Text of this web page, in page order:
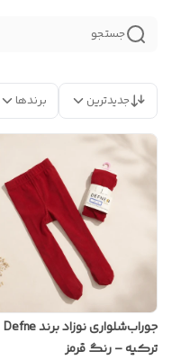
جستجو
جدیدترین برندها
جوراب‌شلواری نوزاد برند Defne
ترکیه – رنگ قرمز